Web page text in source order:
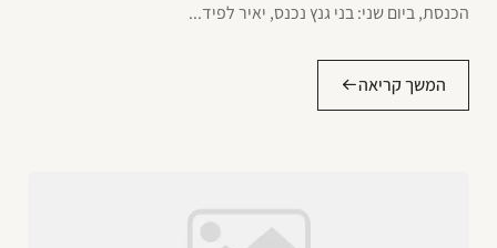
הכנסת, ביום שני: בני גנץ נכנס, יאיר לפיד...
המשך קריאה